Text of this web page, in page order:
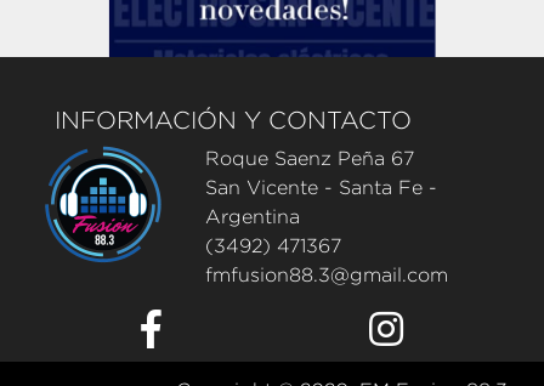
INFORMACIÓN Y CONTACTO
Roque Saenz Peña 67
San Vicente - Santa Fe -
Argentina
(3492) 471367
fmfusion88.3@gmail.com